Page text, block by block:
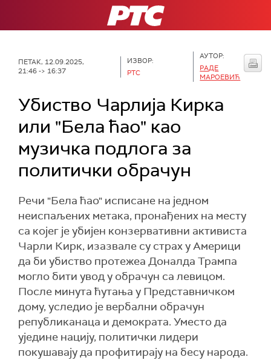
РТС
ПЕТАК, 12.09.2025,
21:46 -> 16:37
ИЗВОР:
РТС
АУТОР:
РАДЕ
МАРОЕВИЋ
Убиство Чарлија Кирка
или "Бела ћао" као
музичка подлога за
политички обрачун
Речи "Бела ћао" исписане на једном
неиспаљених метака, пронађених на месту
са којег је убијен конзервативни активиста
Чарли Кирк, изазвале су страх у Америци
да би убиство протежеа Доналда Трампа
могло бити увод у обрачун са левицом.
После минута ћутања у Представничком
дому, уследио је вербални обрачун
републиканаца и демократа. Уместо да
уједине нацију, политички лидери
покушавају да профитирају на бесу народа.